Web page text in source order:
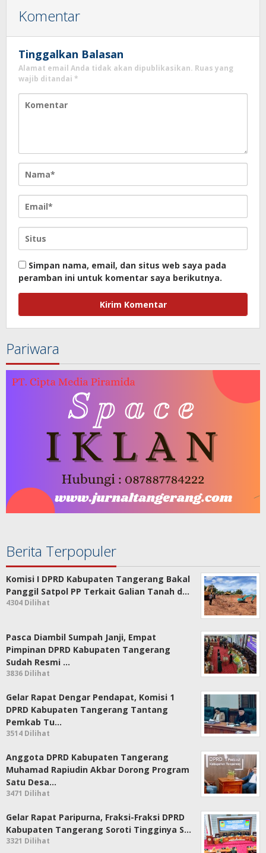
Komentar
Tinggalkan Balasan
Alamat email Anda tidak akan dipublikasikan. Ruas yang
wajib ditandai *
Simpan nama, email, dan situs web saya pada
peramban ini untuk komentar saya berikutnya.
Pariwara
Berita Terpopuler
Komisi I DPRD Kabupaten Tangerang Bakal
Panggil Satpol PP Terkait Galian Tanah d…
4304 Dilihat
Pasca Diambil Sumpah Janji, Empat
Pimpinan DPRD Kabupaten Tangerang
Sudah Resmi …
3836 Dilihat
Gelar Rapat Dengar Pendapat, Komisi 1
DPRD Kabupaten Tangerang Tantang
Pemkab Tu…
3514 Dilihat
Anggota DPRD Kabupaten Tangerang
Muhamad Rapiudin Akbar Dorong Program
Satu Desa…
3471 Dilihat
Gelar Rapat Paripurna, Fraksi-Fraksi DPRD
Kabupaten Tangerang Soroti Tingginya S…
3321 Dilihat